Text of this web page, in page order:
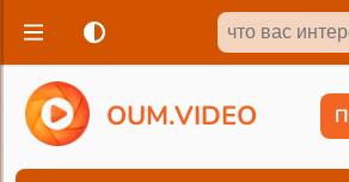
OUM.VIDEO